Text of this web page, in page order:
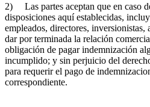
2) Las partes aceptan que en caso
disposiciones aquí establecidas,
empleados, directores, inversionistas,
dar por terminada la relación
obligación de pagar indemnización
incumplido; y sin perjuicio del
para requerir el pago de
correspondiente.